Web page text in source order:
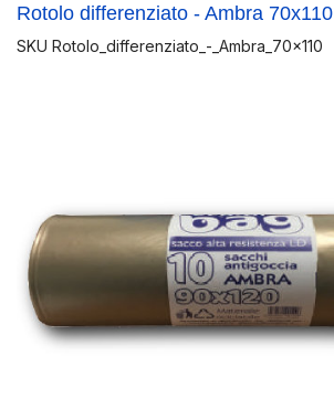
Rotolo differenziato - Ambra 70x110
SKU Rotolo_differenziato_-_Ambra_70x110